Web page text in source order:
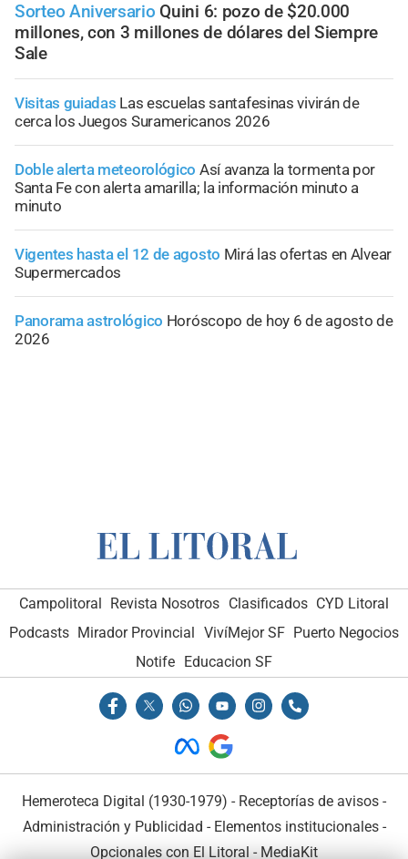
Sorteo Aniversario Quini 6: pozo de $20.000
millones, con 3 millones de dólares del Siempre
Sale
Visitas guiadas Las escuelas santafesinas vivirán de
cerca los Juegos Suramericanos 2026
Doble alerta meteorológico Así avanza la tormenta por
Santa Fe con alerta amarilla; la información minuto a
minuto
Vigentes hasta el 12 de agosto Mirá las ofertas en Alvear
Supermercados
Panorama astrológico Horóscopo de hoy 6 de agosto de
2026
Campolitoral Revista Nosotros Clasificados CYD Litoral
Podcasts Mirador Provincial VivíMejor SF Puerto Negocios
Notife Educacion SF
Hemeroteca Digital (1930-1979) - Receptorías de avisos -
Administración y Publicidad - Elementos institucionales-
Opcionales con El Litoral - MediaKit